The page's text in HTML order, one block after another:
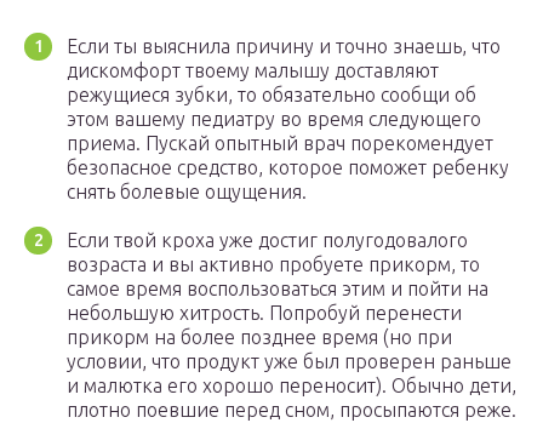
Если ты выяснила причину и точно знаешь, что
дискомфорт твоему малышу доставляют
режущиеся зубки, то обязательно сообщи об
этом вашему педиатру во время следующего
приема. Пускай опытный врач порекомендует
безопасное средство, которое поможет ребенку
снять болевые ощущения.
Если твой кроха уже достиг полугодовалого
возраста и вы активно пробуете прикорм, то
самое время воспользоваться этим и пойти на
небольшую хитрость. Попробуй перенести
прикорм на более позднее время (но при
условии, что продукт уже был проверен раньше
и малютка его хорошо переносит). Обычно дети,
плотно поевшие перед сном, просыпаются реже.